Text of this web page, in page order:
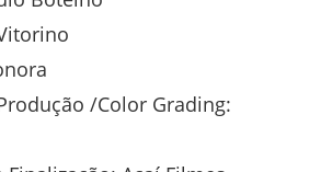
/Color Grading: